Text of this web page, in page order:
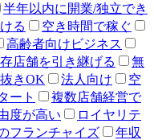
半年以内に開業/独立でき
る
空き時間で稼ぐ
高齢者向けビジネス
店舗を引き継げる
無
きOK 法人向け
空
ート
複数店舗経営で
度が高い
ロイヤリテ
フランチャイズ
年収